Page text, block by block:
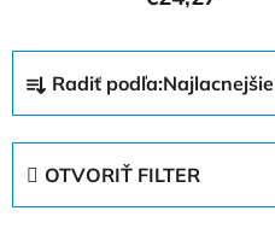
d
Radiť podľa:Najlacnejšie
OTVORIŤ FILTER